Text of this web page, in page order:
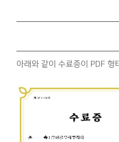
아래와 같이 수료증이 PDF 형